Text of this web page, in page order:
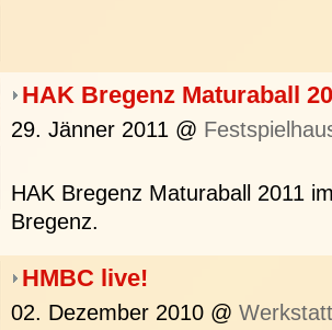
HAK Bregenz Maturaball
29. Jänner 2011 @
HAK Bregenz Maturaball 2011
Bregenz.
HMBC live!
02. Dezember 2010 @